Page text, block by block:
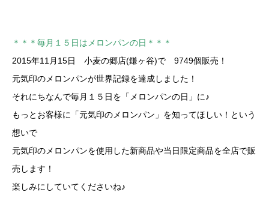
＊＊＊毎月１５日はメロンパンの日＊＊＊
2015年11月15日 小麦の郷店(鎌ヶ谷)で 9749個販売！
元気印のメロンパンが世界記録を達成しました！
それにちなんで毎月１５日を「メロンパンの日」に♪
もっとお客様に「元気印のメロンパン」を知ってほしい！という
想いで
元気印のメロンパンを使用した新商品や当日限定商品を全店で販
売します！
楽しみにしていてくださいね♪